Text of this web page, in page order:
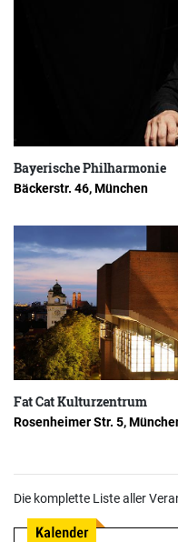
Bayerische Philharmonie
Bäckerstr. 46, München
Fat Cat Kulturzentrum
Rosenheimer Str. 5,
Die komplette Liste aller